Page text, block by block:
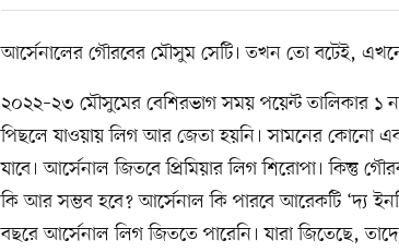
আর্সেনালের গৌরবের মৌসুম সেটি। তখন তো বটেই,
২০২২–২৩ মৌসুমের বেশিরভাগ সময় পয়েন্ট তালিকার ১
পিছলে যাওয়ায় লিগ আর জেতা হয়নি। সামনের কোনো
যাবে। আর্সেনাল জিতবে প্রিমিয়ার লিগ শিরোপা। কিন্তু
কি আর সম্ভব হবে? আর্সেনাল কি পারবে আরেকটি ‘দ্য
বছরে আর্সেনাল লিগ জিততে পারেনি। যারা জিতেছে,